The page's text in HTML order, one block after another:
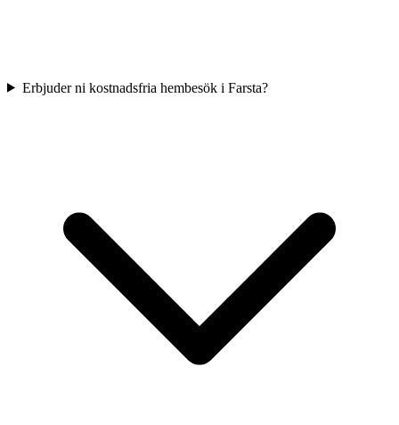
Erbjuder ni kostnadsfria hembesök i Farsta?